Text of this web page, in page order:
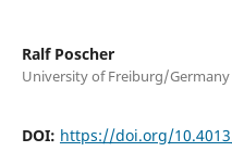
Ralf Poscher
University of Freiburg/Germany
DOI: https://doi.org/